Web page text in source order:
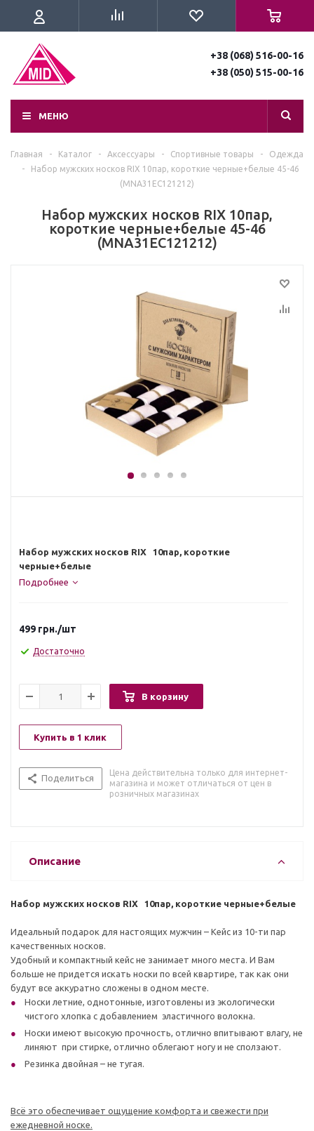
+38 (068) 516-00-16
+38 (050) 515-00-16
МЕНЮ
Главная - Каталог - Аксессуары - Спортивные товары -
Одежда
-
Набор мужских носков RIX 10пар, короткие черные+белые 45-46
(MNA31EC121212)
Набор мужских носков RIX 10пар,
короткие черные+белые 45-46
(MNA31EC121212)
Набор мужских носков RIX 10пар, короткие
черные+белые
Подробнее
499 грн./шт
Достаточно
В корзину
Купить в 1 клик
Поделиться
Цена действительна только для интернет-
магазина и может отличаться от цен в
розничных магазинах
Описание
Набор мужских носков RIX 10пар, короткие черные+белые
Идеальный подарок для настоящих мужчин – Кейс из 10-ти пар
качественных носков.
Удобный и компактный кейс не занимает много места. И Вам
больше не придется искать носки по всей квартире, так как они
будут все аккуратно сложены в одном месте.
Носки летние, однотонные, изготовлены из экологически
чистого хлопка с добавлением эластичного волокна.
Носки имеют высокую прочность, отлично впитывают влагу, не
линяют при стирке, отлично облегают ногу и не сползают.
Резинка двойная – не тугая.
Всё это обеспечивает ощущение комфорта и свежести при
ежедневной носке.